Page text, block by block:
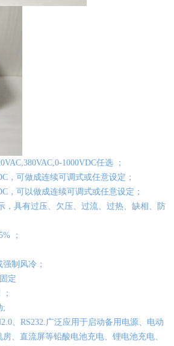
1000VDC任选 ；
可做成连续可调式或任意设定；
可以做成连续可调式或任意设定；
具有过压、欠压、过流、过热、缺相、防
；
制风冷；
定
;
、RS232.广泛应用于启动备用电源、电动
、直流屏等铅酸电池充电、锂电池充电、